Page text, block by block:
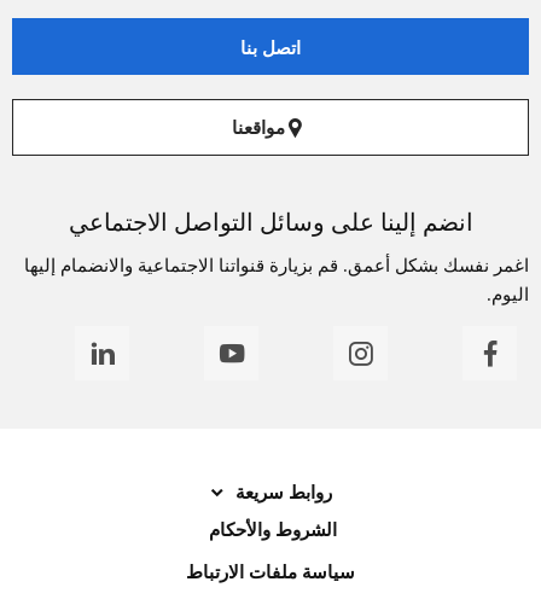
اتصل بنا
مواقعنا
انضم إلينا على وسائل التواصل الاجتماعي
اغمر نفسك بشكل أعمق. قم بزيارة قنواتنا الاجتماعية والانضمام إليها
اليوم.
روابط سريعة
الشروط والأحكام
سياسة ملفات الارتباط